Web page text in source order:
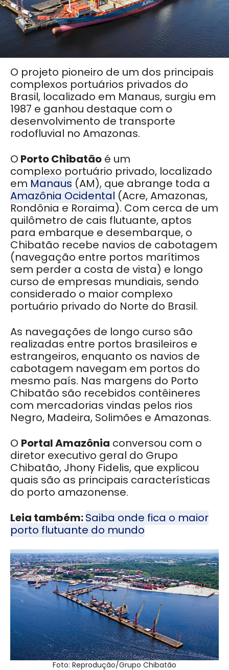
O projeto pioneiro de um dos principais
complexos portuários privados do
Brasil, localizado em Manaus, surgiu em
1987 e ganhou destaque com o
desenvolvimento de transporte
rodofluvial no Amazonas.
O Porto Chibatão é um
complexo portuário privado, localizado
em Manaus (AM), que abrange toda a
Amazônia Ocidental (Acre, Amazonas,
Rondônia e Roraima). Com cerca de um
quilômetro de cais flutuante, aptos
para embarque e desembarque, o
Chibatão recebe navios de cabotagem
(navegação entre portos marítimos
sem perder a costa de vista) e longo
curso de empresas mundiais, sendo
considerado o maior complexo
portuário privado do Norte do Brasil.
As navegações de longo curso são
realizadas entre portos brasileiros e
estrangeiros, enquanto os navios de
cabotagem navegam em portos do
mesmo país. Nas margens do Porto
Chibatão são recebidos contêineres
com mercadorias vindas pelos rios
Negro, Madeira, Solimões e Amazonas.
O Portal Amazônia conversou com o
diretor executivo geral do Grupo
Chibatão, Jhony Fidelis, que explicou
quais são as principais características
do porto amazonense.
Leia também:Saiba onde fica o maior
porto flutuante do mundo
Foto: Reprodução/Grupo Chibatão